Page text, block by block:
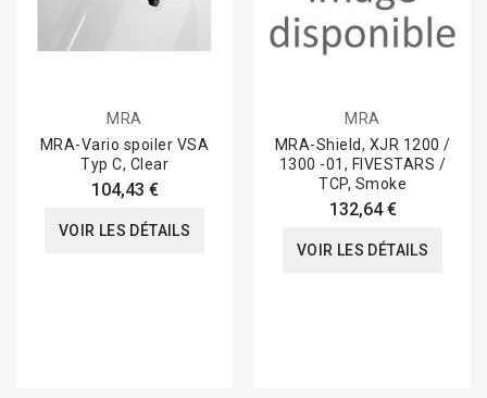
MRA
MRA-Vario spoiler VSA
Typ C, Clear
104,43 €
VOIR LES DÉTAILS
MRA
MRA-Shield, XJR 1200 /
1300 -01, FIVESTARS /
TCP, Smoke
132,64 €
VOIR LES DÉTAILS